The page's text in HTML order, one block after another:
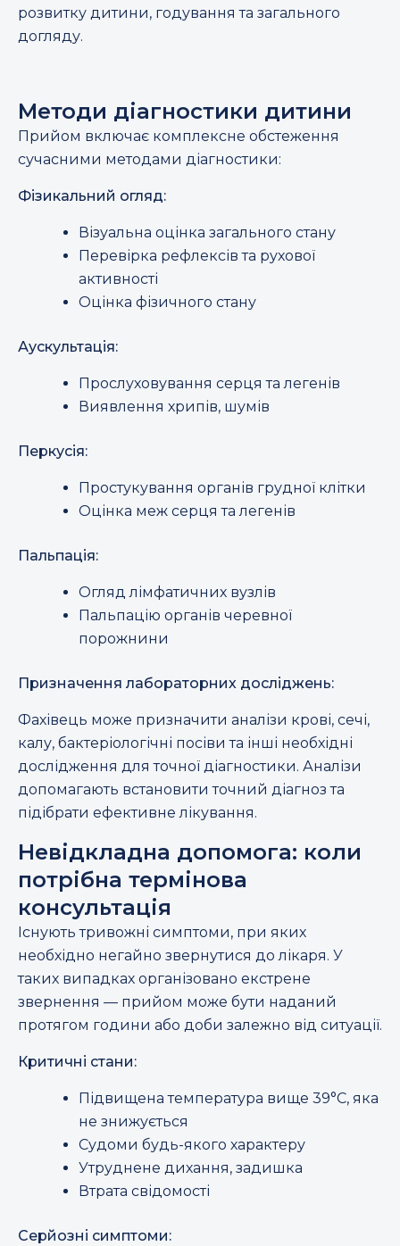
розвитку дитини, годування та загального
догляду.
Методи діагностики дитини
Прийом включає комплексне обстеження
сучасними методами діагностики:
Фізикальний огляд:
Візуальна оцінка загального стану
Перевірка рефлексів та рухової
активності
Оцінка фізичного стану
Аускультація:
Прослуховування серця та легенів
Виявлення хрипів, шумів
Перкусія:
Простукування органів грудної клітки
Оцінка меж серця та легенів
Пальпація:
Огляд лімфатичних вузлів
Пальпацію органів черевної
порожнини
Призначення лабораторних досліджень:
Фахівець може призначити аналізи крові, сечі,
калу, бактеріологічні посіви та інші необхідні
дослідження для точної діагностики. Аналізи
допомагають встановити точний діагноз та
підібрати ефективне лікування.
Невідкладна допомога: коли
потрібна термінова
консультація
Існують тривожні симптоми, при яких
необхідно негайно звернутися до лікаря. У
таких випадках організовано екстрене
звернення — прийом може бути наданий
протягом години або доби залежно від ситуації.
Критичні стани:
Підвищена температура вище 39°C, яка
не знижується
Судоми будь-якого характеру
Утруднене дихання, задишка
Втрата свідомості
Серйозні симптоми: